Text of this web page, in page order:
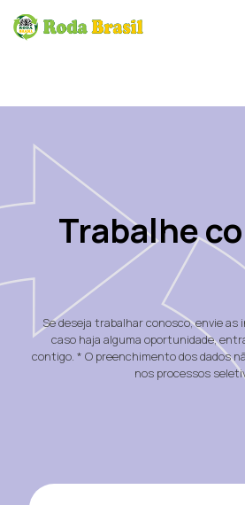
Trabalhe
Se deseja trabalhar conosco, envie as
caso haja alguma oportunidade,
contigo. * O preenchimento dos dados
nos processos